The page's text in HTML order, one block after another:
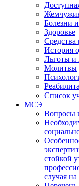
Болезни
Здоровье
Средства
История
Льготы и
Молитвы
Список
МСЭ
Вопросы
стойкой
случая